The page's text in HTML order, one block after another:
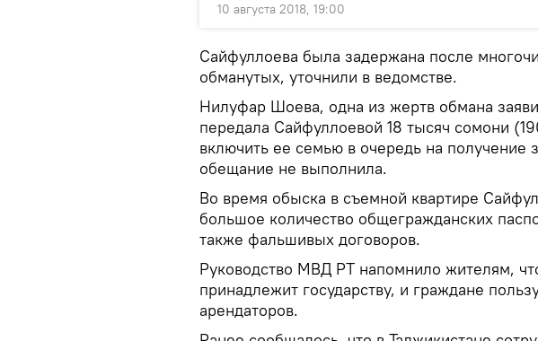
10 августа 2018, 19:00
Сайфуллоева была задержана после
обманутых, уточнили в ведомстве.
Нилуфар Шоева, одна из жертв обмана
передала Сайфуллоевой 18 тысяч сомони
включить ее семью в очередь на получение
обещание не выполнила.
Во время обыска в съемной квартире
большое количество общегражданских
также фальшивых договоров.
Руководство МВД РТ напомнило жителям,
принадлежит государству, и граждане
арендаторов.